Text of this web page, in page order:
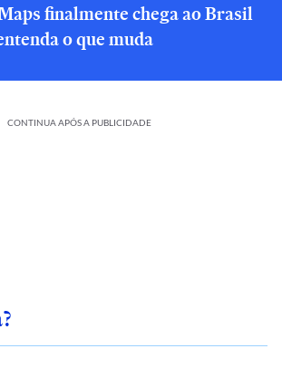
finalmente chega ao Brasil
o que muda
CONTINUA APÓS A PUBLICIDADE